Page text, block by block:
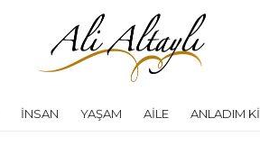
İNSAN YAŞAM AILE ANLADIM KI